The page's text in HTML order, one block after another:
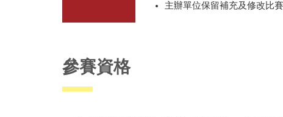
主辦單位保留補充及修改比
參賽資格